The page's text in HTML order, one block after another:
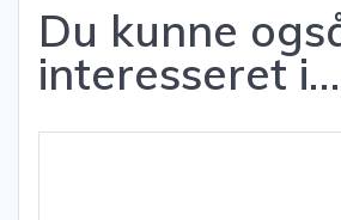
Du kunne
interesseret i…